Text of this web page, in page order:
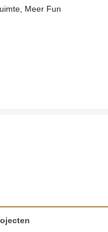
Meer Fun